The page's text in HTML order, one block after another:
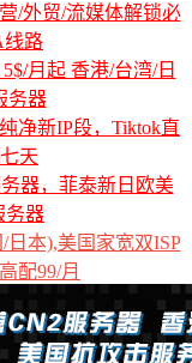
/外贸/流媒体解锁必
线路
月起 香港/台湾/日
务器
净新IP段，Tiktok直
天
器，菲泰新日欧美
务器
日本),美国家宽双ISP
配99/月